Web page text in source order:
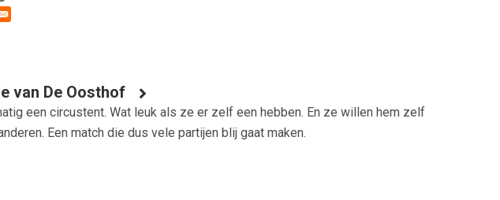
van De Oosthof
een circustent. Wat leuk als ze er zelf een hebben. En ze willen hem zelf
Een match die dus vele partijen blij gaat maken.